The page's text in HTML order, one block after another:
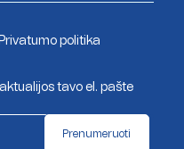
Privatumo politika
tavo el. pašte
Prenumeruoti